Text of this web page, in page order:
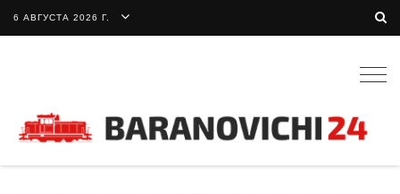
6 АВГУСТА 2026 Г.